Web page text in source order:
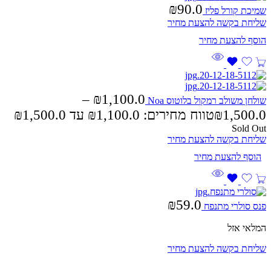
שמיכת קורל פליז ₪90.0
שליחת בקשה להצעת מחיר
שולחן משולב רמקול בלוטוס Noa ₪1,100.0
–
₪1,500.0 טווח מחירים: ⁦₪1,100.0⁩ עד ⁦₪1,500.0⁩
Sold Out
שליחת בקשה להצעת מחיר
פנס סולרי מתנפח ₪59.0
המלאי אזל
שליחת בקשה להצעת מחיר